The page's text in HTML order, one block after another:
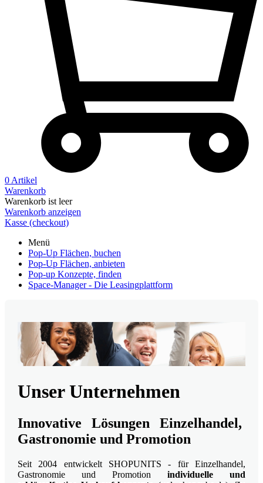
0 Artikel
Warenkorb
Warenkorb ist leer
Warenkorb anzeigen
Kasse (checkout)
Menü
Pop-Up Flächen, buchen
Pop-Up Flächen, anbieten
Pop-up Konzepte, finden
Space-Manager - Die Leasingplattform
Unser Unternehmen
Innovative Lösungen Einzelhandel,
Gastronomie und Promotion
Seit 2004 entwickelt SHOPUNITS - für Einzelhandel,
Gastronomie und Promotion individuelle und